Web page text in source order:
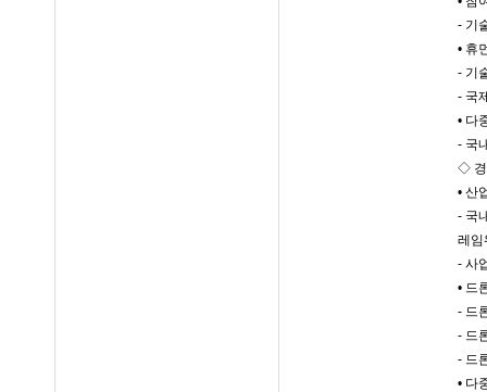
- 기
• 휴
- 기
- 국
• 다
- 국
◇ 경
• 산
- 국
레임
- 사
• 드
- 드
- 드
- 드
• 다